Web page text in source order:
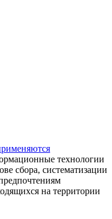
технологии
сбора, систематизации
на территории